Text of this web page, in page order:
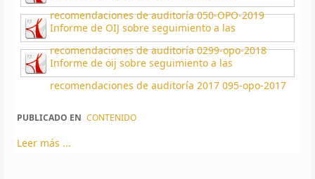
recomendaciones de auditoría 050-OPO-2019
Informe de OIJ sobre seguimiento a las
recomendaciones de auditoría 0299-opo-2018
Informe de oij sobre seguimiento a las
recomendaciones de auditoría 2017 095-opo-2017
PUBLICADO EN CONTENIDO
Leer más ...